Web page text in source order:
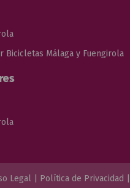
Bicicletas Málaga y Fuengirola
Legal Política de Privacidad